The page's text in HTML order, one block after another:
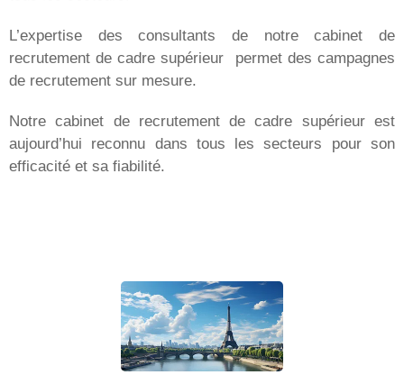
L’expertise des consultants de notre cabinet de
recrutement de cadre supérieur permet des campagnes
de recrutement sur mesure.
Notre cabinet de recrutement de cadre supérieur est
aujourd’hui reconnu dans tous les secteurs pour son
efficacité et sa fiabilité.